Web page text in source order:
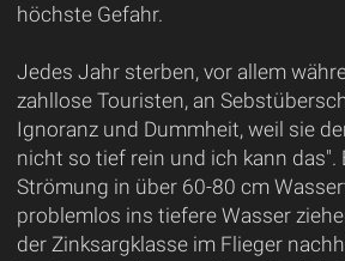
höchste Gefahr.
Jedes Jahr sterben, vor allem
zahllose Touristen, an
Ignoranz und Dummheit, weil sie
nicht so tief rein und ich kann das".
Strömung in über 60-80 cm
problemlos ins tiefere Wasser
der Zinksargklasse im Flieger